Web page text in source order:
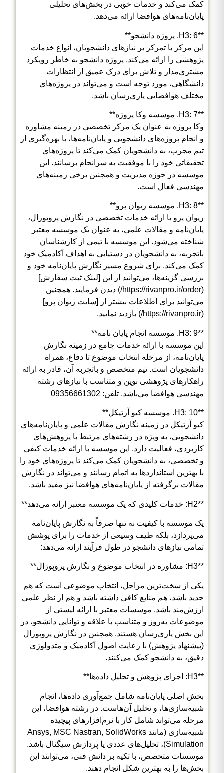
کمک می‌کند و خدمات خوبی در بخش‌های تحلیلی
پایان‌نامه‌های هوافضا ارائه می‌دهد.
**H3: 6. پروژه دانشجو**
این مرکز با تمرکز بر نیازهای دانشجویان، انواع خدمات
پژوهشی را ارائه می‌کند. پروژه دانشجو به خاطر رویکرد
مشتری‌مدار و تلاش برای درک عمیق از انتظارات
دانشگاهی، مورد توجه است و می‌تواند در پروژه‌های
مختلف هوافضایی یاری‌رسان باشد.
**H3: 7. موسسه وکا پروژه**
وکا پروژه به عنوان یک مرکز تخصصی در زمینه مشاوره
و انجام پروژه‌های دانشجویی و پایان‌نامه‌ها، با بهره‌گیری از
تیم مجرب، به دانشجویان کمک می‌کند تا پروژه‌های
تحقیقاتی خود را با موفقیت به سرانجام برسانند. این
موسسه در حوزه مدیریت و همچنین برخی زمینه‌های
مهندسی فعال است.
**H3: 8. موسسه ریوان پرو**
ریوان پرو با ارائه خدمات تخصصی در نگارش پروپوزال،
پایان‌نامه و مقالات علمی، به عنوان یک موسسه معتبر
شناخته می‌شود. این موسسه با تیمی از کارشناسان
باتجربه، به دانشجویان در دستیابی به اهداف آکادمیک خود
کمک می‌کند. برای شروع مسیر نگارش پایان‌نامه خود و
بررسی گزینه‌ها، می‌توانید از این [لینک ثبت سفارش]
(https://rivanpro.ir/order/) دیدن فرمایید. همچنین
می‌توانید برای اطلاعات بیشتر از [سایت ریوان پرو]
(https://rivanpro.ir/) بازدید نمایید.
**H3: 9. موسسه انجام پایان نامه**
این موسسه با ارائه خدمات جامع در زمینه نگارش
پایان‌نامه، از مرحله انتخاب موضوع تا دفاع، همراه
دانشجویان است. تیم متخصص و باتجربه آن، قادر به ارائه
راهکارهای پژوهشی نوین و متناسب با نیازهای رشته
مهندسی هوافضا می‌باشد. تلفن: 09356661302
**H3: 10. موسسه کیو آرتیکل**
کیو آرتیکل در زمینه نگارش مقالات علمی و پایان‌نامه‌های
دانشجویی، به ویژه در رشته‌های مرتبط با پزوهش‌های
کاربردی، فعالیت دارد. این موسسه با ارائه خدمات کیفی
و تخصصی، به دانشجویان کمک می‌کند تا پروژه‌های خود را
با بهترین استانداردها به اتمام رسانند و می‌تواند در نگارش
مقالات برگرفته از پایان‌نامه‌های هوافضا نیز مفید باشد.
**H2: خدمات کلیدی که یک موسسه معتبر ارائه می‌دهد**
یک موسسه با کیفیت نه تنها صرفاً به نگارش پایان‌نامه
می‌پردازد، بلکه طیف وسیعی از خدمات را برای پوشش
تمامی نیازهای دانشجو در طول فرآیند ارائه می‌دهد:
**H3: مشاوره در انتخاب موضوع و نگارش پروپوزال**
یکی از سخت‌ترین مراحل، انتخاب موضوعی است که هم
جدید باشد، هم منابع کافی داشته باشد و هم از نظر علمی
ارزش‌مند باشد. موسسات معتبر با ارائه لیستی از
موضوعات به‌روز و متناسب با علاقه و توانایی دانشجو، در
این بخش یاری‌رسان هستند. همچنین در نگارش پروپوزال
(پیشنهاد پژوهش) با رعایت اصول آکادمیک و متدولوژی
دقیق، به دانشجو کمک می‌کنند.
**H3: اجرای پژوهش و تحلیل داده‌ها**
بخش اصلی پایان‌نامه شامل جمع‌آوری داده‌ها، انجام
شبیه‌سازی‌ها، و تحلیل آن‌هاست. در رشته هوافضا، این
مرحله می‌تواند شامل کار با نرم‌افزارهای پیچیده
شبیه‌سازی (مانند Ansys, MSC Nastran, SolidWorks
Simulation)، تحلیل‌های عددی یا پردازش سیگنال باشد.
موسسات متخصص، با تکیه بر دانش فنی، می‌توانند این
بخش‌ها را به بهترین شکل انجام دهند.